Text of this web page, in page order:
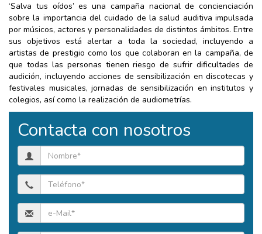
‘Salva tus oídos’ es una campaña nacional de concienciación
sobre la importancia del cuidado de la salud auditiva impulsada
por músicos, actores y personalidades de distintos ámbitos. Entre
sus objetivos está alertar a toda la sociedad, incluyendo a
artistas de prestigio como los que colaboran en la campaña, de
que todas las personas tienen riesgo de sufrir dificultades de
audición, incluyendo acciones de sensibilización en discotecas y
festivales musicales, jornadas de sensibilización en institutos y
colegios, así como la realización de audiometrías.
Contacta con nosotros